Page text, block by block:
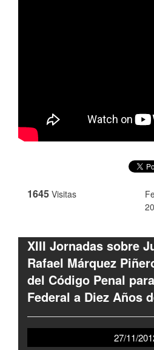
1645 Visitas
XIII Jornadas sobre
Rafael Márquez
del Código Penal
Federal a Diez Años
27/11/